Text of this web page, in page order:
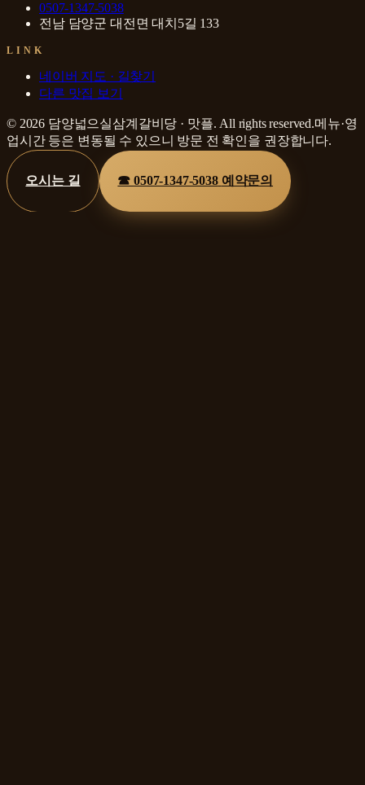
0507-1347-5038
전남 담양군 대전면 대치5길 133
LINK
네이버 지도 · 길찾기
다른 맛집 보기
© 2026 담양넓으실삼계갈비당 · 맛플. All rights reserved.메뉴·영
업시간 등은 변동될 수 있으니 방문 전 확인을 권장합니다.
오시는 길 ☎0507-1347-5038 예약문의